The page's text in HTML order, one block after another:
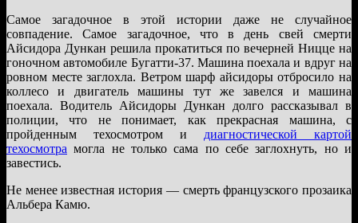
Самое загадочное в этой истории даже не случайное
совпадение. Самое загадочное, что в день свей смерти
Айсидора Дункан решила прокатиться по вечерней Ницце на
гоночном автомобиле Бугатти-37. Машина поехала и вдруг на
ровном месте заглохла. Ветром шарф айсидоры отбросило на
коллесо и двигатель машины тут же завелся и машина
поехала. Водитель Айсидоры Дункан долго рассказывал в
полиции, что не понимает, как прекрасная машина, с
пройденным техосмотром и диагностической картой
техосмотра могла не только сама по себе заглохнуть, но и
завестись.
Не менее известная история — смерть французского прозаика
Альбера Камю.